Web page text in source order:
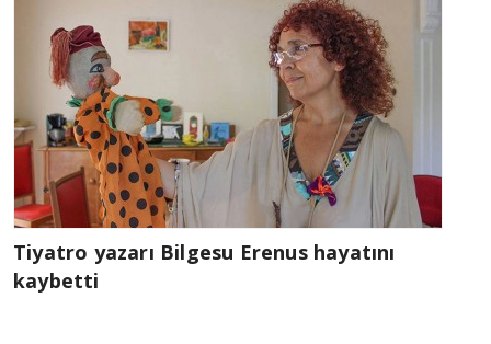
Tiyatro yazarı Bilgesu Erenus hayatını
kaybetti